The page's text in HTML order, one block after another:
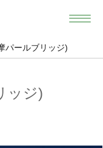
パールブリッジ)
ッジ)